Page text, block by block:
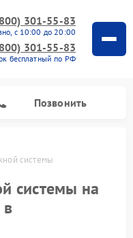
301-55-83
с 10:00 до 20:00
301-55-83
бесплатный по РФ
Позвонить
системы
системы на